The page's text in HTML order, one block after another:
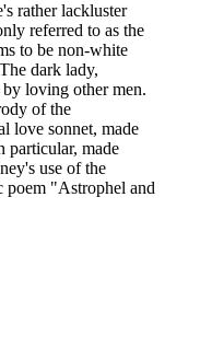
rather lackluster
referred to as the
to be non-white
dark lady,
loving other men.
of the
love sonnet, made
particular, made
use of the
poem "Astrophel and